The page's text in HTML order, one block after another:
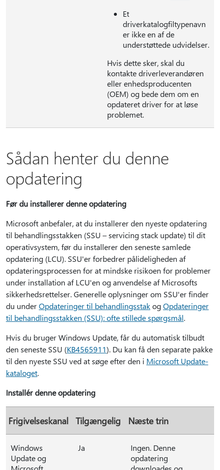
Et
driverkatalogfiltypenavn
er ikke en af de
understøttede udvidelser.
Hvis dette sker, skal du
kontakte driverleverandøren
eller enhedsproducenten
(OEM) og bede dem om en
opdateret driver for at løse
problemet.
Sådan henter du denne
opdatering
Før du installerer denne opdatering
Microsoft anbefaler, at du installerer den nyeste opdatering
til behandlingsstakken (SSU – servicing stack update) til dit
operativsystem, før du installerer den seneste samlede
opdatering (LCU). SSU'er forbedrer pålideligheden af
opdateringsprocessen for at mindske risikoen for problemer
under installation af LCU'en og anvendelse af Microsofts
sikkerhedsrettelser. Generelle oplysninger om SSU'er finder
du underOpdateringer til behandlingsstakogOpdateringer
til behandlingsstakken (SSU): ofte stillede spørgsmål.
Hvis du bruger Windows Update, får du automatisk tilbudt
den seneste SSU (KB4565911). Du kan få den separate pakke
til den nyeste SSU ved at søge efter den i Microsoft Update-
kataloget.
Installér denne opdatering
Frigivelseskanal Tilgængelig Næste trin
Windows
Update og
Ja
Ingen. Denne
opdatering